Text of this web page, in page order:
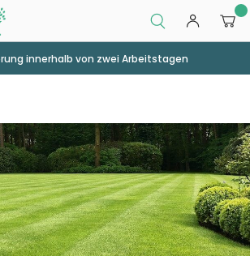
innerhalb von zwei Arbeitstagen